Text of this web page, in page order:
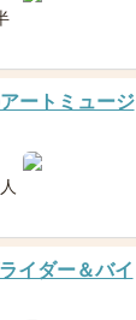
ートミュージ
イダー＆バイ